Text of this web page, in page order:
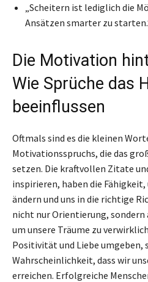
„Scheitern ist lediglich die
Ansätzen smarter zu
Die Motivation
Wie Sprüche das
beeinflussen
Oftmals sind es die kleinen
Motivationsspruchs, die das
setzen. Die kraftvollen Zitate
inspirieren, haben die
ändern und uns in die richtige
nicht nur Orientierung,
um unsere Träume zu
Positivität und Liebe umgeben,
Wahrscheinlichkeit, dass wir
erreichen. Erfolgreiche